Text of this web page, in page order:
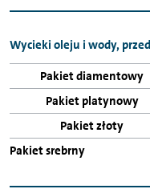
Wycieki oleju i wody,